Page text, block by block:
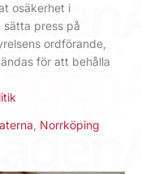
osäkerhet i
sätta press på
ordförande,
för att behålla
Norrköping